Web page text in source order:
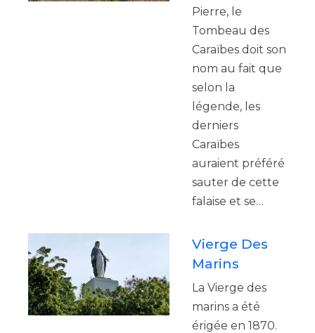
Pierre, le
Tombeau des
Caraïbes doit son
nom au fait que
selon la
légende, les
derniers
Caraïbes
auraient préféré
sauter de cette
falaise et se…
Vierge Des
Marins
La Vierge des
marins a été
érigée en 1870.